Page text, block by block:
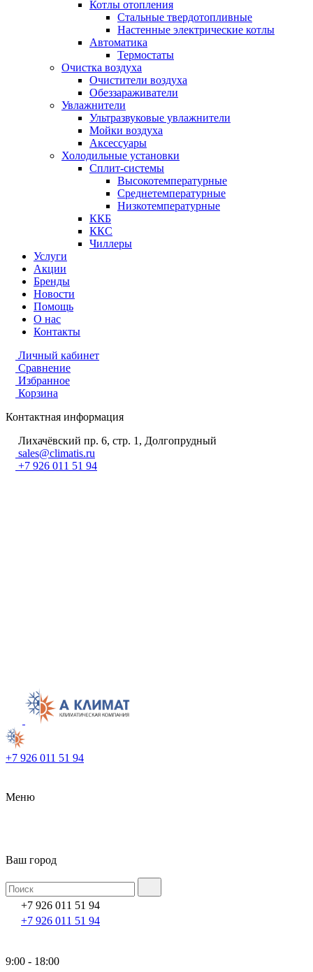
Котлы отопления
Стальные твердотопливные
Настенные электрические котлы
Автоматика
Термостаты
Очистка воздуха
Очистители воздуха
Обеззараживатели
Увлажнители
Ультразвуковые увлажнители
Мойки воздуха
Аксессуары
Холодильные установки
Сплит-системы
Высокотемпературные
Среднетемпературные
Низкотемпературные
ККБ
ККС
Чиллеры
Услуги
Акции
Бренды
Новости
Помощь
О нас
Контакты
Личный кабинет
Сравнение
Избранное
Корзина
Контактная информация
Лихачёвский пр. 6, стр. 1, Долгопрудный
sales@climatis.ru
+7 926 011 51 94
+7 926 011 51 94
Меню
Ваш город
+7 926 011 51 94
+7 926 011 51 94
9:00 - 18:00